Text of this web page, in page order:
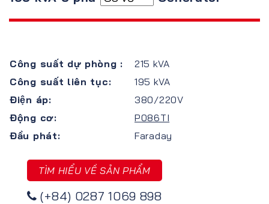
Công suất dự phòng :
215 kVA
Công suất liên tục:
195 kVA
Điện áp:
380/220V
Động cơ:
P086TI
Đầu phát:
Faraday
TÌM HIỂU VỀ SẢN PHẨM
(+84) 0287 1069 898